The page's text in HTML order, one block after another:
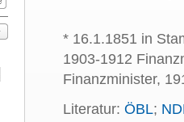
* 16.1.1851 in
1903-1912
Finanzminister,
Literatur: ÖBL;